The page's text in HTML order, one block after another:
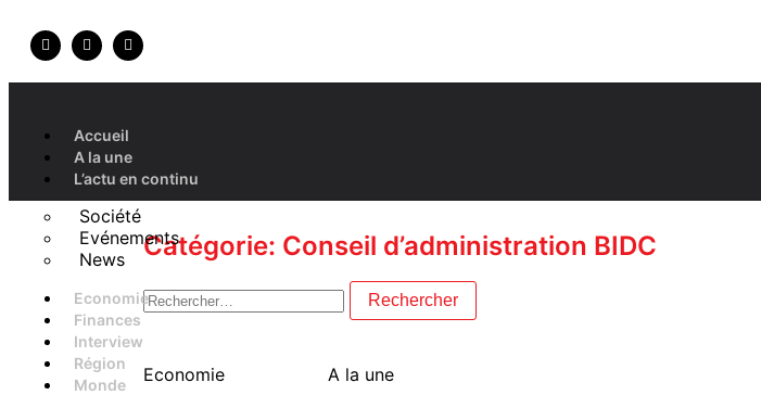
Accueil
A la une
L’actu en continu
Société
Evénements
News
Economie
Finances
Interview
Région
Monde
Catégorie: Conseil d’administration BIDC
Economie A la une